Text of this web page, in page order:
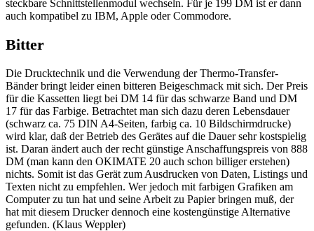
steckbare Schnittstellenmodul wechseln. Für je 199 DM ist er dann
auch kompatibel zu IBM, Apple oder Commodore.
Bitter
Die Drucktechnik und die Verwendung der Thermo-Transfer-
Bänder bringt leider einen bitteren Beigeschmack mit sich. Der Preis
für die Kassetten liegt bei DM 14 für das schwarze Band und DM
17 für das Farbige. Betrachtet man sich dazu deren Lebensdauer
(schwarz ca. 75 DIN A4-Seiten, farbig ca. 10 Bildschirmdrucke)
wird klar, daß der Betrieb des Gerätes auf die Dauer sehr kostspielig
ist. Daran ändert auch der recht günstige Anschaffungspreis von 888
DM (man kann den OKIMATE 20 auch schon billiger erstehen)
nichts. Somit ist das Gerät zum Ausdrucken von Daten, Listings und
Texten nicht zu empfehlen. Wer jedoch mit farbigen Grafiken am
Computer zu tun hat und seine Arbeit zu Papier bringen muß, der
hat mit diesem Drucker dennoch eine kostengünstige Alternative
gefunden. (Klaus Weppler)